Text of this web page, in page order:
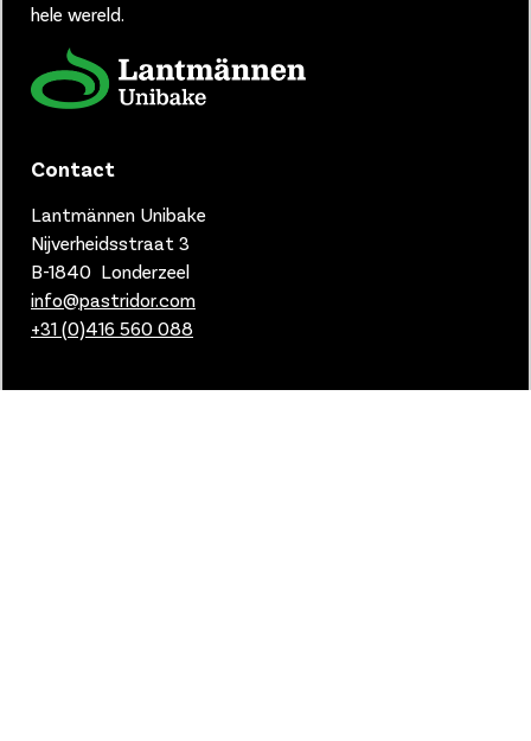
hele wereld.
Contact
Lantmännen Unibake
Nijverheidsstraat 3
B-1840 Londerzeel
info@pastridor.com
+31 (0)416 560 088